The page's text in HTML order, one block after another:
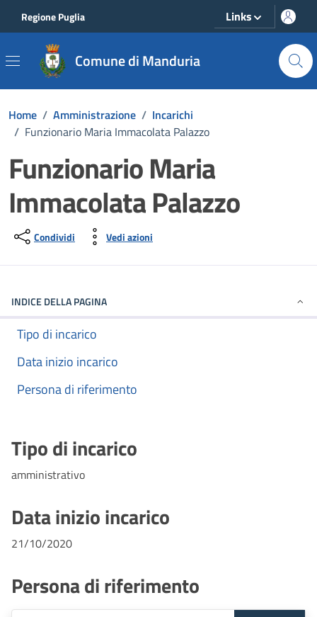
Regione Puglia Links
Comune di Manduria
Home / Amministrazione / Incarichi
/ Funzionario Maria Immacolata Palazzo
Funzionario Maria
Immacolata Palazzo
Condividi Vedi azioni
INDICE DELLA PAGINA
Tipo di incarico
Data inizio incarico
Persona di riferimento
Tipo di incarico
amministrativo
Data inizio incarico
21/10/2020
Persona di riferimento